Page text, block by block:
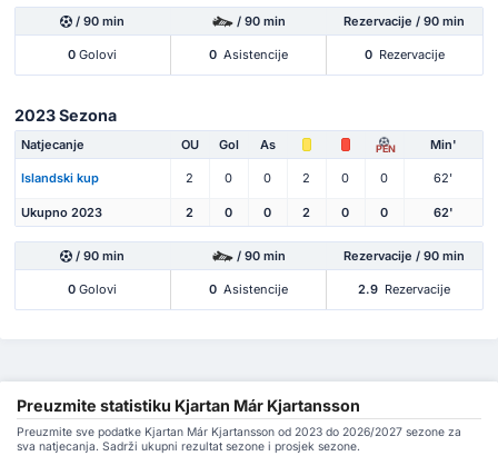
/ 90 min / 90 min Rezervacije / 90 min
0 Golovi 0 Asistencije 0 Rezervacije
2023 Sezona
Natjecanje OU Gol As PEN Min'
Islandski kup 2 0 0 2 0 0 62'
Ukupno 2023 2 0 0 2 0 0 62'
/ 90 min / 90 min Rezervacije / 90 min
0 Golovi 0 Asistencije 2.9 Rezervacije
Preuzmite statistiku Kjartan Már Kjartansson
Preuzmite sve podatke Kjartan Már Kjartansson od 2023 do 2026/2027 sezone za
sva natjecanja. Sadrži ukupni rezultat sezone i prosjek sezone.